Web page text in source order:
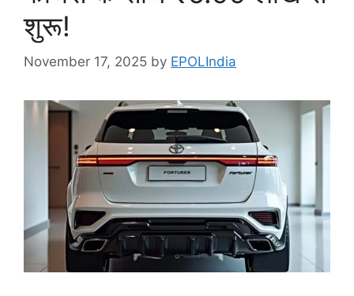
शुरू!
November 17, 2025 by EPOLIndia